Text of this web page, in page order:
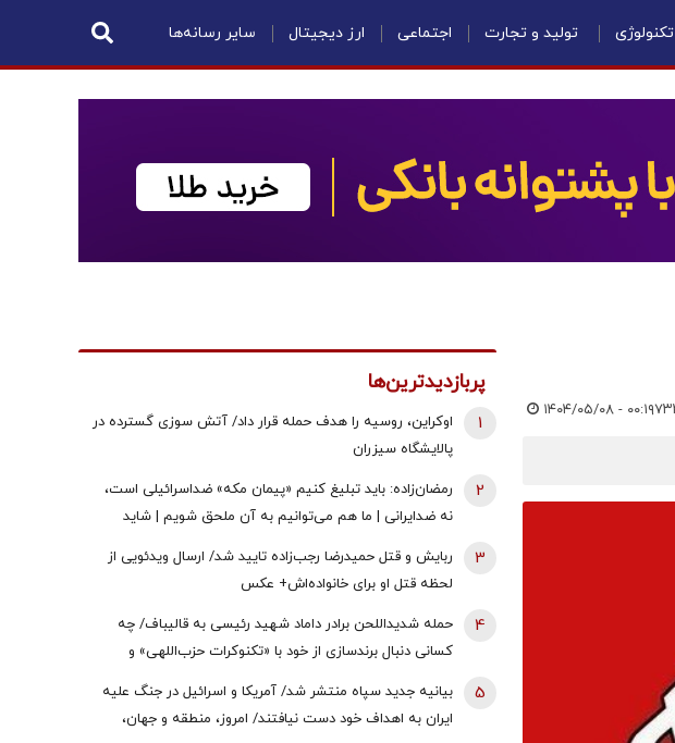
تکنولوژی تولید و تجارت اجتماعی ارز دیجیتال سایر رسانه‌ها
۱۴۰۴/۰۵/۰۸ - ۰۰:۱۹
پربازدیدترین‌ها
اوکراین، روسیه را هدف حمله قرار داد/ آتش سوزی گسترده در
پالایشگاه سیزران
1
رمضان‌زاده: باید تبلیغ کنیم «پیمان مکه» ضداسرائیلی است،
نه ضدایرانی | ما هم می‌توانیم به آن ملحق شویم | شاید
2
ربایش و قتل حمیدرضا رجب‌زاده تایید شد/ ارسال ویدئویی از
لحظه قتل او برای خانواده‌اش+ عکس
3
حمله شدیداللحن برادر داماد شهید رئیسی به قالیباف/ چه
کسانی دنبال برندسازی از خود با «تکنوکرات حزب‌اللهی» و
4
بیانیه جدید سپاه منتشر شد/ آمریکا و اسرائیل در جنگ علیه
ایران به اهداف خود دست نیافتند/ امروز، منطقه و جهان،
5